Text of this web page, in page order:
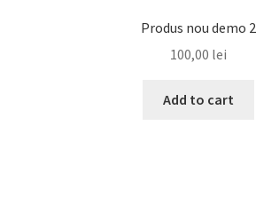
Produs nou demo 2
100,00 lei
Add to cart